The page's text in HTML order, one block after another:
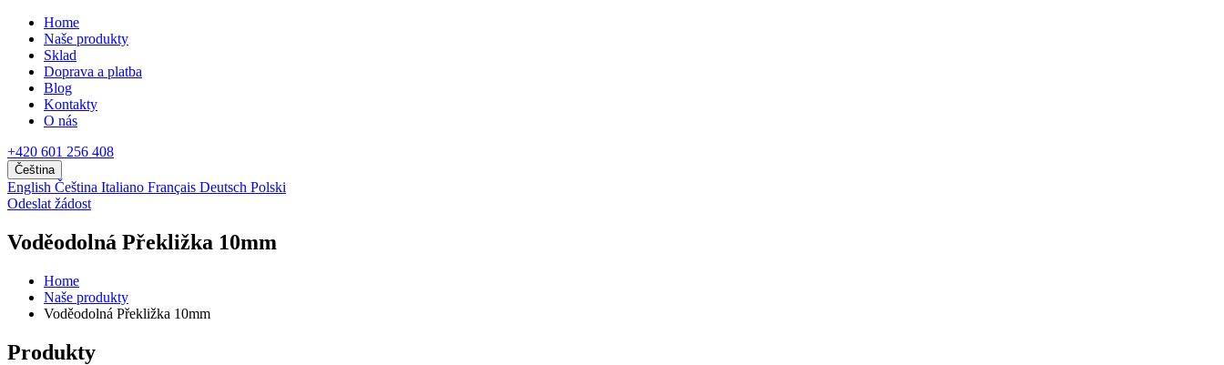
Home
Naše produkty
Sklad
Doprava a platba
Blog
Kontakty
O nás
+420 601 256 408
Čeština
English Čeština Italiano Français Deutsch Polski
Odeslat žádost
Voděodolná Překližka 10mm
Home
Naše produkty
Voděodolná Překližka 10mm
Produkty